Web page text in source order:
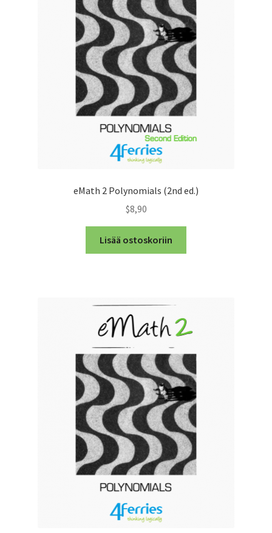
eMath 2 Polynomials (2nd ed.)
$8,90
Lisää ostoskoriin